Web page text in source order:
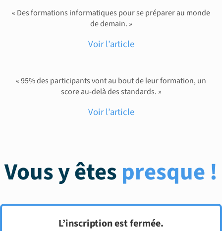
« Des formations informatiques pour se préparer au monde
de demain. »
Voir l’article
« 95% des participants vont au bout de leur formation, un
score au-delà des standards. »
Voir l’article
Vous y êtespresque !
L’inscription est fermée.